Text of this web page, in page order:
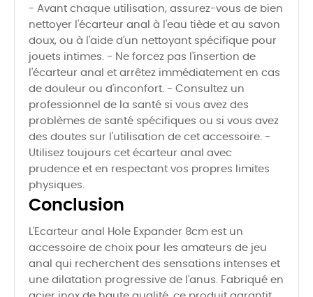
- Avant chaque utilisation, assurez-vous de bien
nettoyer l'écarteur anal à l'eau tiède et au savon
doux, ou à l'aide d'un nettoyant spécifique pour
jouets intimes. - Ne forcez pas l'insertion de
l'écarteur anal et arrêtez immédiatement en cas
de douleur ou d'inconfort. - Consultez un
professionnel de la santé si vous avez des
problèmes de santé spécifiques ou si vous avez
des doutes sur l'utilisation de cet accessoire. -
Utilisez toujours cet écarteur anal avec
prudence et en respectant vos propres limites
physiques.
Conclusion
L'Ecarteur anal Hole Expander 8cm est un
accessoire de choix pour les amateurs de jeu
anal qui recherchent des sensations intenses et
une dilatation progressive de l'anus. Fabriqué en